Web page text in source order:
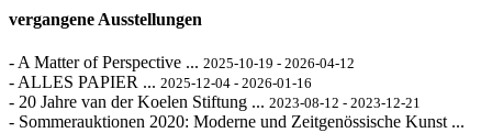
vergangene Ausstellungen
- A Matter of Perspective ... 2025-10-19 - 2026-04-12
- ALLES PAPIER ... 2025-12-04 - 2026-01-16
- 20 Jahre van der Koelen Stiftung ... 2023-08-12 - 2023-12-21
- Sommerauktionen 2020: Moderne und Zeitgenössische Kunst ...